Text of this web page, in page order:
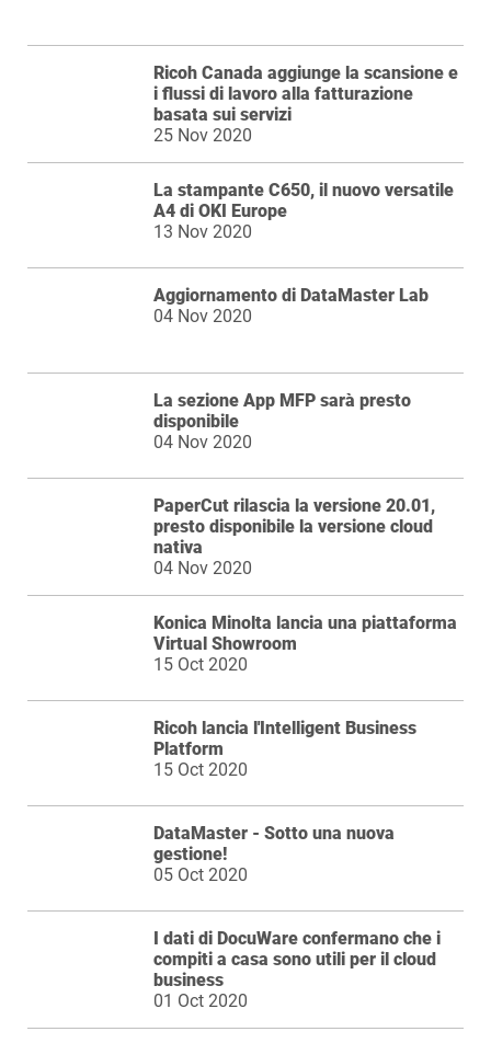
Ricoh Canada aggiunge la scansione e
i flussi di lavoro alla fatturazione
basata sui servizi
25 Nov 2020
La stampante C650, il nuovo versatile
A4 di OKI Europe
13 Nov 2020
Aggiornamento di DataMaster Lab
04 Nov 2020
La sezione App MFP sarà presto
disponibile
04 Nov 2020
PaperCut rilascia la versione 20.01,
presto disponibile la versione cloud
nativa
04 Nov 2020
Konica Minolta lancia una piattaforma
Virtual Showroom
15 Oct 2020
Ricoh lancia l'Intelligent Business
Platform
15 Oct 2020
DataMaster - Sotto una nuova
gestione!
05 Oct 2020
I dati di DocuWare confermano che i
compiti a casa sono utili per il cloud
business
01 Oct 2020